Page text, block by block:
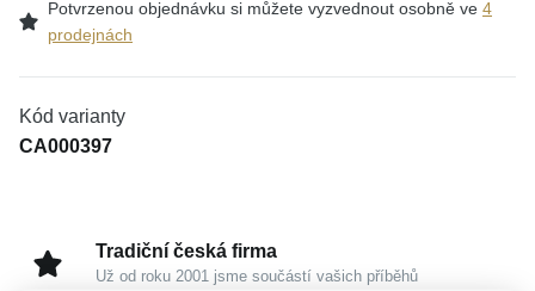
Potvrzenou objednávku si můžete vyzvednout osobně ve 4
prodejnách
Kód varianty
CA000397
Tradiční česká firma
Už od roku 2001 jsme součástí vašich příběhů